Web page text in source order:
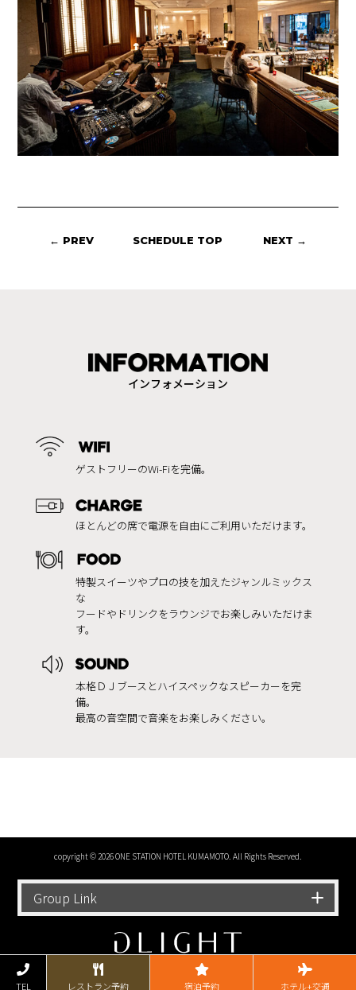
← PREV SCHEDULE TOP NEXT →
インフォメーション
ゲストフリーのWi-Fiを完備。
ほとんどの席で電源を自由にご利用いただけます。
特製スイーツやプロの技を加えたジャンルミックス
な
フードやドリンクをラウンジでお楽しみいただけま
す。
本格ＤＪブースとハイスペックなスピーカーを完
備。
最高の音空間で音楽をお楽しみください。
TEL レストラン予約 宿泊予約 ホテル+交通
copyright © 2026 ONE STATION HOTEL KUMAMOTO. All Rights Reserved.
Group Link